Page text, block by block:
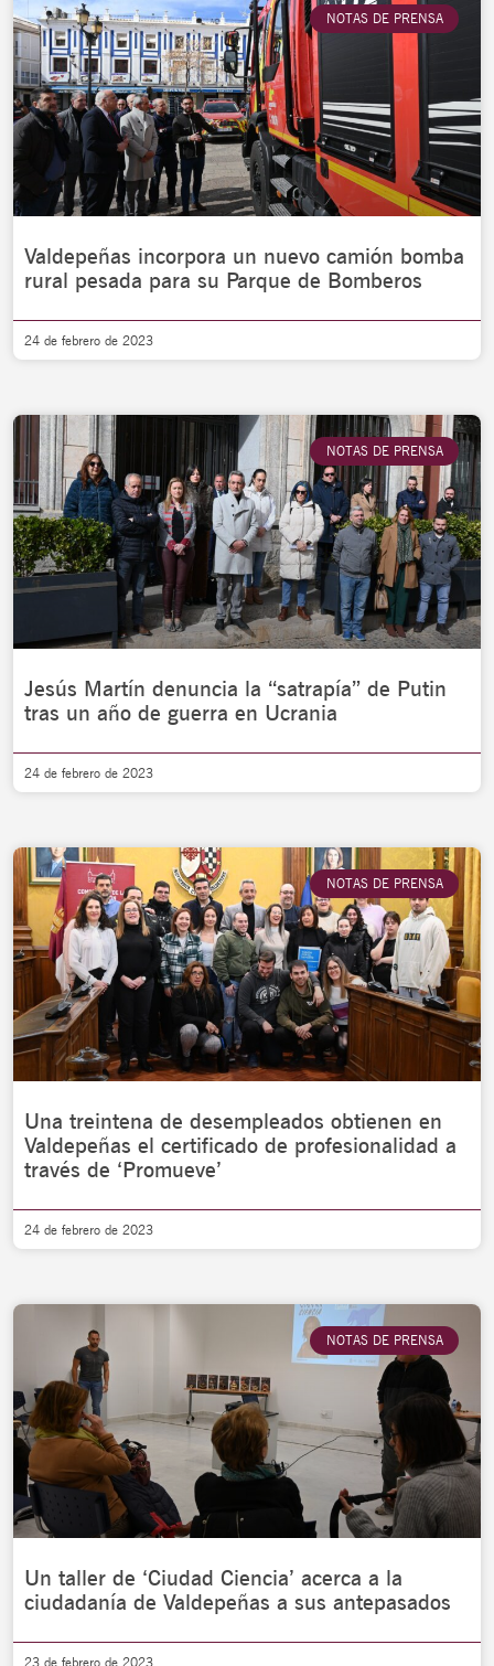
NOTAS DE PRENSA
Valdepeñas incorpora un nuevo camión bomba
rural pesada para su Parque de Bomberos
24 de febrero de 2023
NOTAS DE PRENSA
Jesús Martín denuncia la “satrapía” de Putin
tras un año de guerra en Ucrania
24 de febrero de 2023
NOTAS DE PRENSA
Una treintena de desempleados obtienen en
Valdepeñas el certificado de profesionalidad a
través de ‘Promueve’
24 de febrero de 2023
NOTAS DE PRENSA
Un taller de ‘Ciudad Ciencia’ acerca a la
ciudadanía de Valdepeñas a sus antepasados
23 de febrero de 2023